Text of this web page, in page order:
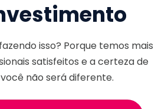
isso? Porque temos mais
satisfeitos e a certeza de
não será diferente.